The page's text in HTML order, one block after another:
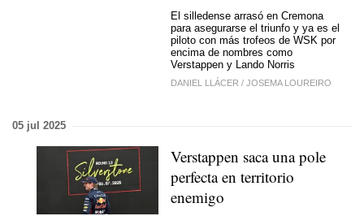
El silledense arrasó en Cremona
para asegurarse el triunfo y ya es el
piloto con más trofeos de WSK por
encima de nombres como
Verstappen y Lando Norris
DANIEL LLÁCER / JOSEMA LOUREIRO
05 jul 2025
Verstappen saca una pole
perfecta en territorio
enemigo